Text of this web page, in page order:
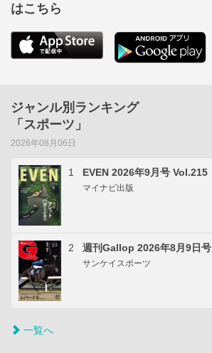
はこちら
ジャンル別ランキング
「スポーツ」
2026年08月06日
1 EVEN 2026年9月号 Vol.215
マイナビ出版
2 週刊Gallop 2026年8月9日号
サンケイスポーツ
一覧へ